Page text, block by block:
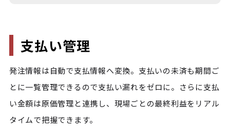
支払い管理
発注情報は自動で支払情報へ変換。支払いの未済も期間ご
とに一覧管理できるので支払い漏れをゼロに。さらに支払
い金額は原価管理と連携し、現場ごとの最終利益をリアル
タイムで把握できます。